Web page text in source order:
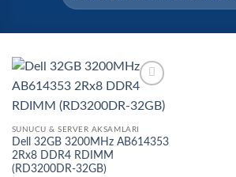
listesine
SUNUCU & SERVER AKSAMLARI
Dell 32GB 3200MHz AB614353
2Rx8 DDR4 RDIMM
(RD3200DR-32GB)